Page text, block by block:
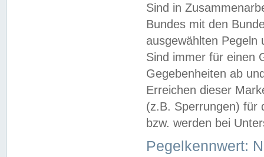
Sind in
Bundes mit den
ausgewählten
Sind immer für einen
Gegebenheiten ab
Erreichen dieser
(z.B. Sperrungen) für
bzw. werden bei
Pegelkennwert: